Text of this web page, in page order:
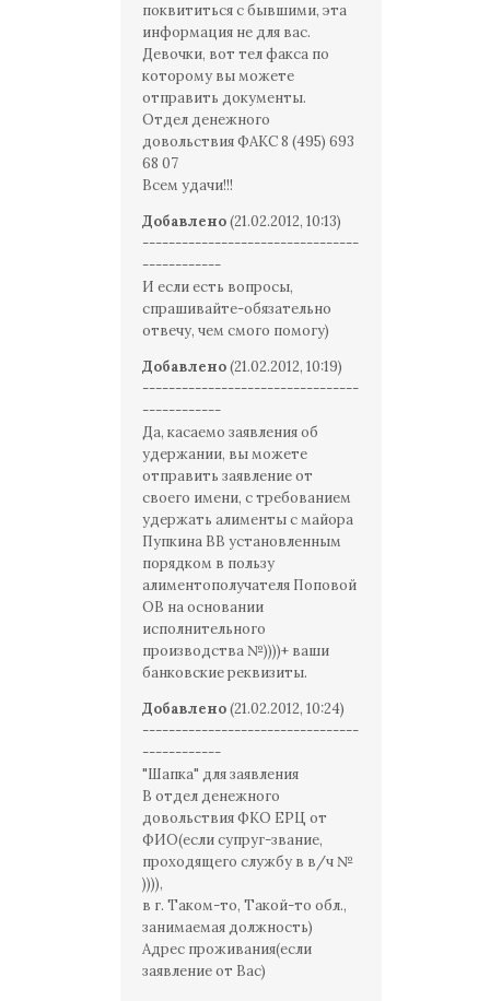
поквититься с бывшими, эта
информация не для вас.
Девочки, вот тел факса по
которому вы можете
отправить документы.
Отдел денежного
довольствия ФАКС 8 (495) 693
68 07
Всем удачи!!!
Добавлено(21.02.2012, 10:13)
---------------------------------
------------
И если есть вопросы,
спрашивайте-обязательно
отвечу, чем смого помогу)
Добавлено(21.02.2012, 10:19)
---------------------------------
------------
Да, касаемо заявления об
удержании, вы можете
отправить заявление от
своего имени, с требованием
удержать алименты с майора
Пупкина ВВ установленным
порядком в пользу
алиментополучателя Поповой
ОВ на основании
исполнительного
производства №))))+ ваши
банковские реквизиты.
Добавлено(21.02.2012, 10:24)
---------------------------------
------------
"Шапка" для заявления
В отдел денежного
довольствия ФКО ЕРЦ от
ФИО(если супруг-звание,
проходящего службу в в/ч №
)))),
в г. Таком-то, Такой-то обл.,
занимаемая должность)
Адрес проживания(если
заявление от Вас)